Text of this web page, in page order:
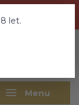
víc
let.
Menu